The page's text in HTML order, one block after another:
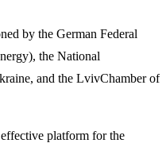
by the German Federal
the National
and the LvivChamber of
platform for the